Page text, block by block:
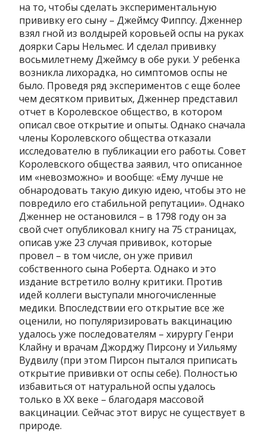
на то, чтобы сделать экспериментальную
прививку его сыну – Джеймсу Фиппсу. Дженнер
взял гной из волдырей коровьей оспы на руках
доярки Сары Нельмес. И сделал прививку
восьмилетнему Джеймсу в обе руки. У ребенка
возникла лихорадка, но симптомов оспы не
было. Проведя ряд экспериментов с еще более
чем десятком привитых, Дженнер представил
отчет в Королевское общество, в котором
описал свое открытие и опыты. Однако сначала
члены Королевского общества отказали
исследователю в публикации его работы. Совет
Королевского общества заявил, что описанное
им «невозможно» и вообще: «Ему лучше не
обнародовать такую дикую идею, чтобы это не
повредило его стабильной репутации». Однако
Дженнер не остановился – в 1798 году он за
свой счет опубликовал книгу на 75 страницах,
описав уже 23 случая прививок, которые
провел – в том числе, он уже привил
собственного сына Роберта. Однако и это
издание встретило волну критики. Против
идей коллеги выступали многочисленные
медики. Впоследствии его открытие все же
оценили, но популяризировать вакцинацию
удалось уже последователям – хирургу Генри
Клайну и врачам Джорджу Пирсону и Уильяму
Вудвилу (при этом Пирсон пытался приписать
открытие прививки от оспы себе). Полностью
избавиться от натуральной оспы удалось
только в ХХ веке – благодаря массовой
вакцинации. Сейчас этот вирус не существует в
природе.